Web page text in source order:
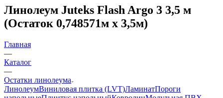
Линолеум Juteks Flash Argo 3 3,5 м
(Остаток 0,748571м x 3,5м)
Главная
—
Каталог
—
Остатки линолеума
ЛинолеумВиниловая плитка (LVT)ЛаминатПороги